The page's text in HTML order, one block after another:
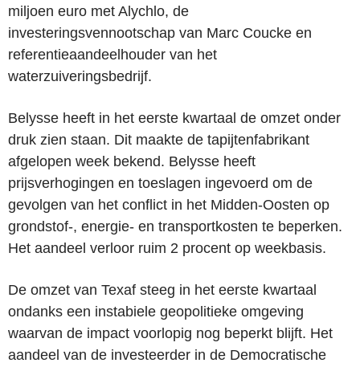
miljoen euro met Alychlo, de
investeringsvennootschap van Marc Coucke en
referentieaandeelhouder van het
waterzuiveringsbedrijf.
Belysse heeft in het eerste kwartaal de omzet onder
druk zien staan. Dit maakte de tapijtenfabrikant
afgelopen week bekend. Belysse heeft
prijsverhogingen en toeslagen ingevoerd om de
gevolgen van het conflict in het Midden-Oosten op
grondstof-, energie- en transportkosten te beperken.
Het aandeel verloor ruim 2 procent op weekbasis.
De omzet van Texaf steeg in het eerste kwartaal
ondanks een instabiele geopolitieke omgeving
waarvan de impact voorlopig nog beperkt blijft. Het
aandeel van de investeerder in de Democratische